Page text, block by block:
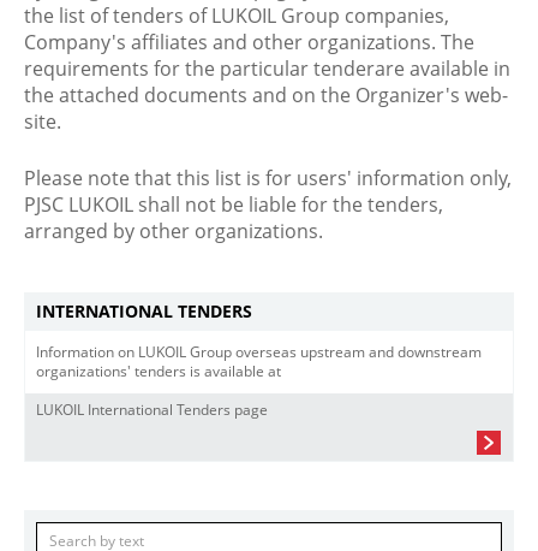
the list of tenders of LUKOIL Group companies,
Company's affiliates and other organizations. The
requirements for the particular tenderare available in
the attached documents and on the Organizer's web-
site.
Please note that this list is for users' information only,
PJSC LUKOIL shall not be liable for the tenders,
arranged by other organizations.
INTERNATIONAL TENDERS
Information on LUKOIL Group overseas upstream and downstream
organizations' tenders is available at
LUKOIL International Tenders page